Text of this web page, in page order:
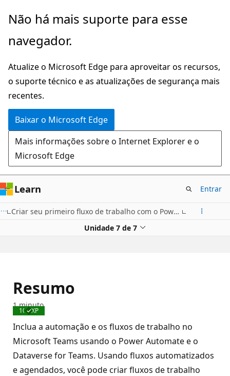
Pular
o
principal
Não há mais suporte para esse
navegador.
Atualize o Microsoft Edge para aproveitar os recursos,
o suporte técnico e as atualizações de segurança mais
recentes.
Baixar o Microsoft Edge
Mais informações sobre o Internet Explorer e o
Microsoft Edge
Learn Entrar
Criar seu primeiro fluxo de trabalho com o Power Automate e o Dataverse for Teams
Unidade 7 de 7
Resumo
Concluído
100 XP
1 minuto
Inclua a automação e os fluxos de trabalho no
Microsoft Teams usando o Power Automate e o
Dataverse for Teams. Usando fluxos automatizados
e agendados, você pode criar fluxos de trabalho